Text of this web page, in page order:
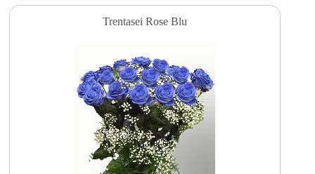
Trentasei Rose Blu